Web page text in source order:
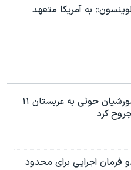
به آمریکا متعهد
حمله شورشیان حوثی به عربستان ۱۱
کرد
فرمان اجرایی برای محدود